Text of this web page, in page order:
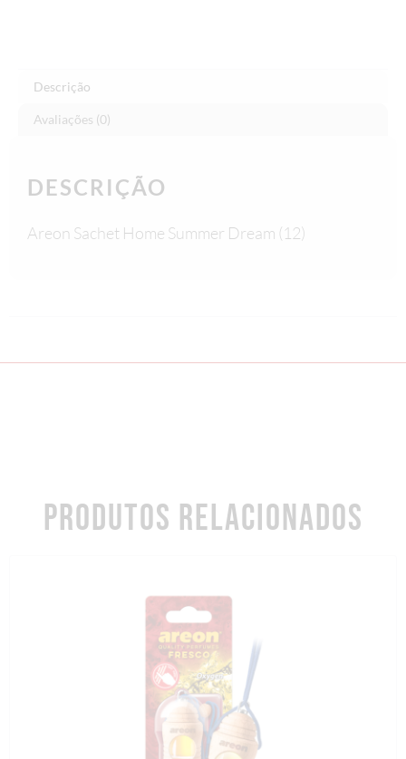
Descrição
Avaliações (0)
DESCRIÇÃO
Areon Sachet Home Summer Dream (12)
PRODUTOS RELACIONADOS